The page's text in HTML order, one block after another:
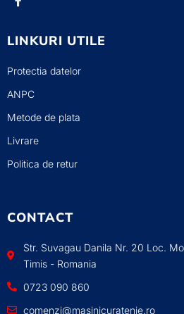
LINKURI UTILE
Protectia datelor
ANPC
Metode de plata
Livrare
Politica de retur
CONTACT
Str. Suvagau Danila Nr. 20 Loc.
Timis - Romania
0723 090 860
comenzi@masinicuratenie.ro